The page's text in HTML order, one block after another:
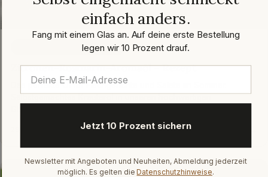
ZUTATEN UND GEWÜRZE
Zitronen-Rosmarin-Aromaöl - Rezept
Das perfekte Öl für Fischgerichte und Salate im Sommer.
einfach anders.
Fang mit einem Glas an. Auf deine erste Bestellung
legen wir 10 Prozent drauf.
Jetzt 10 Prozent sichern
Newsletter mit Angeboten und Neuheiten, Abmeldung jederzeit
möglich. Es gelten die Datenschutzhinweise.